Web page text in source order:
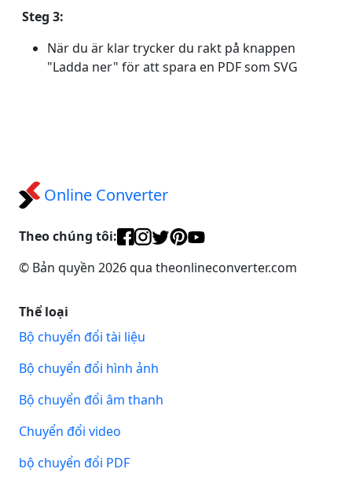
Steg 3:
När du är klar trycker du rakt på knappen
"Ladda ner" för att spara en PDF som SVG
Online Converter
Theo chúng tôi:
© Bản quyền 2026 qua theonlineconverter.com
Thể loại
Bộ chuyển đổi tài liệu
Bộ chuyển đổi hình ảnh
Bộ chuyển đổi âm thanh
Chuyển đổi video
bộ chuyển đổi PDF